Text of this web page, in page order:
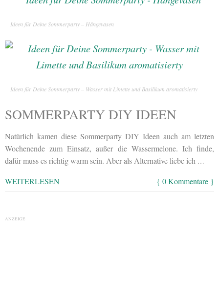
Ideen für Deine Sommerparty – Hängevasen
Ideen für Deine Sommerparty – Wasser mit Limette und Basilikum aromatisierty
SOMMERPARTY DIY IDEEN
Natürlich kamen diese Sommerparty DIY Ideen auch am letzten
Wochenende zum Einsatz, außer die Wassermelone. Ich finde,
dafür muss es richtig warm sein. Aber als Alternative liebe ich …
WEITERLESEN { 0 Kommentare }
ANZEIGE